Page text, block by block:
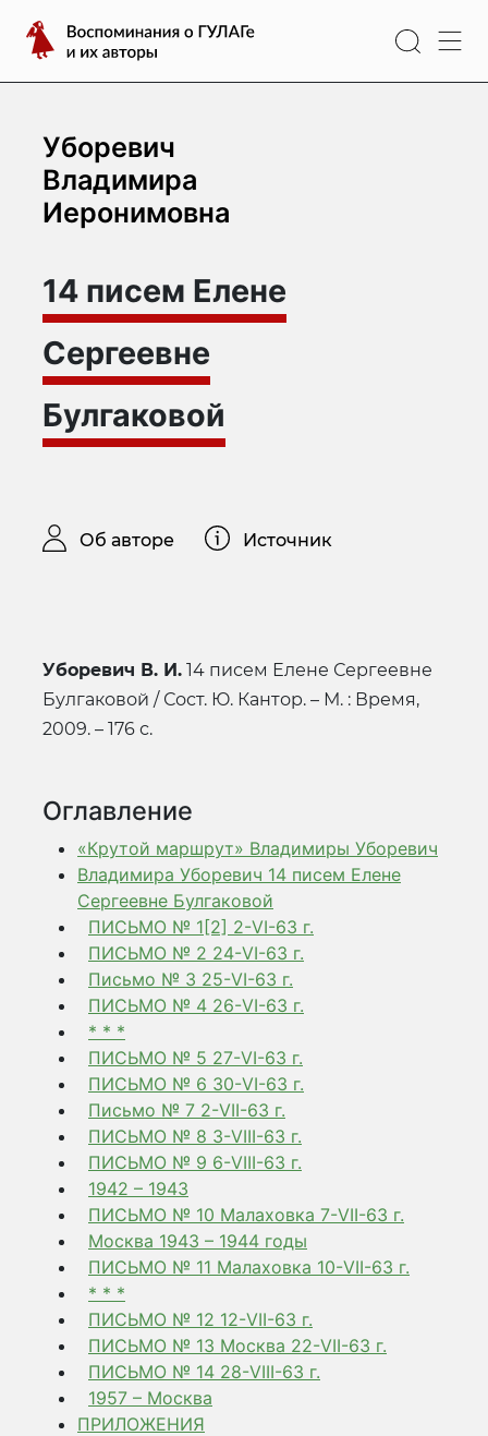
содержимому
Воспоминания
о
ГУЛАГе
их
авторы
Уборевич
Владимира
Иеронимовна
14 писем Елене
Сергеевне
Булгаковой
Об авторе Источник
Уборевич В. И. 14 писем Елене Сергеевне
Булгаковой / Сост. Ю. Кантор. – М. : Время,
2009. – 176 с.
Оглавление
«Крутой маршрут» Владимиры Уборевич
Владимира Уборевич 14 писем Елене
Сергеевне Булгаковой
ПИСЬМО № 1[2] 2-VI-63 г.
ПИСЬМО № 2 24-VI-63 г.
Письмо № 3 25-VI-63 г.
ПИСЬМО № 4 26-VI-63 г.
* * *
ПИСЬМО № 5 27-VI-63 г.
ПИСЬМО № 6 30-VI-63 г.
Письмо № 7 2-VII-63 г.
ПИСЬМО № 8 3-VIII-63 г.
ПИСЬМО № 9 6-VIII-63 г.
1942 – 1943
ПИСЬМО № 10 Малаховка 7-VII-63 г.
Москва 1943 – 1944 годы
ПИСЬМО № 11 Малаховка 10-VII-63 г.
* * *
ПИСЬМО № 12 12-VII-63 г.
ПИСЬМО № 13 Москва 22-VII-63 г.
ПИСЬМО № 14 28-VIII-63 г.
1957 – Москва
ПРИЛОЖЕНИЯ